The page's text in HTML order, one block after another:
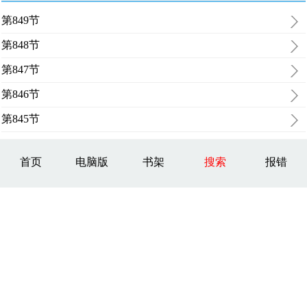
第849节
第848节
第847节
第846节
第845节
首页 电脑版 书架 搜索 报错